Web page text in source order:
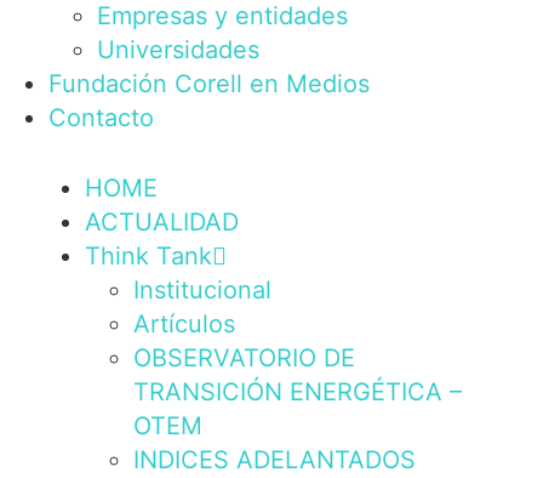
Empresas y entidades
Universidades
Fundación Corell en Medios
Contacto
HOME
ACTUALIDAD
Think Tank
Institucional
Artículos
OBSERVATORIO DE
TRANSICIÓN ENERGÉTICA –
OTEM
INDICES ADELANTADOS